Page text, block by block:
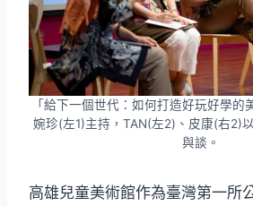
「給下一個世代：如何打造好玩好學的
婉珍(左1)主持，TAN(左2)、皮康(右2)
與談。
高雄兒童美術館作為臺灣第一所